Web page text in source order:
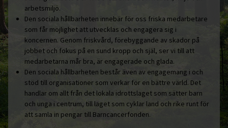
arbetsmiljö.
Den sociala hållbarheten innebär för oss friska medarbetare
som får möjlighet att utvecklas och engagera sig i
koncernen. Genom friskvård, förebyggande av skador på
jobbet och fokus på en sund kropp och själ, ser vi till att
medarbetarna mår bra, är engagerade och glada.
Den sociala hållbarheten består även av engagemang i och
stöd till organisationer som verkar för en bättre värld. Det
handlar om allt från det lokala idrottslaget som sätter barn
och unga i centrum, till laget som cyklar land och rike runt för
att samla in pengar till Barncancerfonden.